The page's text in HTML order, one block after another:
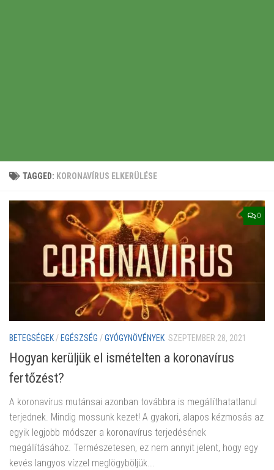
TAGGED: KORONAVÍRUS ELKERÜLÉSE
0
BETEGSÉGEK / EGÉSZSÉG /GYÓGYNÖVÉNYEK SZEPTEMBER 28, 2021
Hogyan kerüljük el ismételten a koronavírus
fertőzést?
A koronavírus mutánsai azonban továbbra is megállíthatatlanul
terjednek. Mindig mossunk kezet! A gyakori, alapos kézmosás az
egyik legjobb módszer a koronavírus terjedésének
megállításához. Természetesen, ez nem annyit jelent, hogy egy
kevés langyos vízzel meglögyböljük...